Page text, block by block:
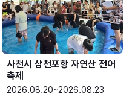
사천시 삼천포항 자연산 전어
축제
2026.08.20~2026.08.23